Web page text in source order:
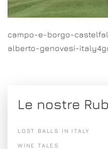
campo-e-borgo-
alberto-genovesi-
Le nostre
LOST BALLS IN ITALY
WINE TALES